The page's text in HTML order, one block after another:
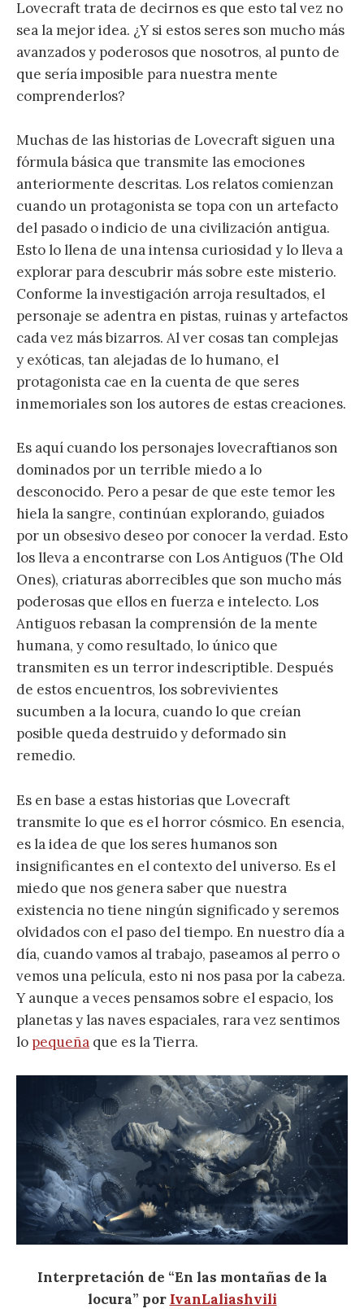
Lovecraft trata de decirnos es que esto tal vez no
sea la mejor idea. ¿Y si estos seres son mucho más
avanzados y poderosos que nosotros, al punto de
que sería imposible para nuestra mente
comprenderlos?
Muchas de las historias de Lovecraft siguen una
fórmula básica que transmite las emociones
anteriormente descritas. Los relatos comienzan
cuando un protagonista se topa con un artefacto
del pasado o indicio de una civilización antigua.
Esto lo llena de una intensa curiosidad y lo lleva a
explorar para descubrir más sobre este misterio.
Conforme la investigación arroja resultados, el
personaje se adentra en pistas, ruinas y artefactos
cada vez más bizarros. Al ver cosas tan complejas
y exóticas, tan alejadas de lo humano, el
protagonista cae en la cuenta de que seres
inmemoriales son los autores de estas creaciones.
Es aquí cuando los personajes lovecraftianos son
dominados por un terrible miedo a lo
desconocido. Pero a pesar de que este temor les
hiela la sangre, continúan explorando, guiados
por un obsesivo deseo por conocer la verdad. Esto
los lleva a encontrarse con Los Antiguos (The Old
Ones), criaturas aborrecibles que son mucho más
poderosas que ellos en fuerza e intelecto. Los
Antiguos rebasan la comprensión de la mente
humana, y como resultado, lo único que
transmiten es un terror indescriptible. Después
de estos encuentros, los sobrevivientes
sucumben a la locura, cuando lo que creían
posible queda destruido y deformado sin
remedio.
Es en base a estas historias que Lovecraft
transmite lo que es el horror cósmico. En esencia,
es la idea de que los seres humanos son
insignificantes en el contexto del universo. Es el
miedo que nos genera saber que nuestra
existencia no tiene ningún significado y seremos
olvidados con el paso del tiempo. En nuestro día a
día, cuando vamos al trabajo, paseamos al perro o
vemos una película, esto ni nos pasa por la cabeza.
Y aunque a veces pensamos sobre el espacio, los
planetas y las naves espaciales, rara vez sentimos
lo pequeña que es la Tierra.
Interpretación de “En las montañas de la
locura” por IvanLaliashvili